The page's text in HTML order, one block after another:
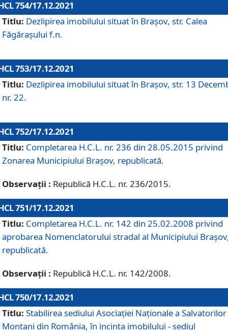
754/17.12.2021
Titlu: Dezlipirea imobilului situat în Brașov, str. Calea
Făgărașului f.n.
753/17.12.2021
Titlu: Dezlipirea imobilului situat în Brașov, str. 13
nr. 22.
752/17.12.2021
Titlu: Completarea H.C.L. nr. 236 din 28.05.2015 privind
Zonarea Municipiului Braşov, republicată.
Observații : Republică H.C.L. nr. 236/2015.
751/17.12.2021
Titlu: Completarea H.C.L. nr. 142 din 25.02.2008 privind
aprobarea Nomenclatorului stradal al Municipiului
republicată.
Observații : Republică H.C.L. nr. 142/2008.
750/17.12.2021
Titlu: Stabilirea sediului Asociației Naționale a Salvatorilor
Montani din România, în incinta imobilului - sediul